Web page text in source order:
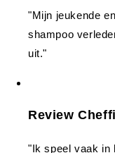
"Mijn jeukende
shampoo
uit."
Review
"Ik speel vaak in